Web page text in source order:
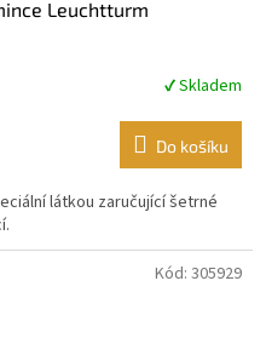
Leuchtturm
✔ Skladem
Do košíku
látkou zaručující šetrné
Kód: 305929